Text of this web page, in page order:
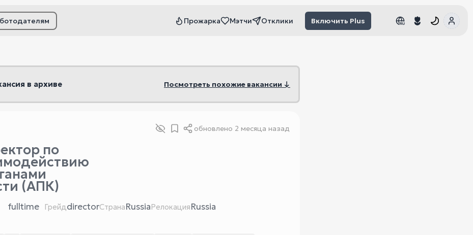
Прожарка Мэтчи Отклики Включить Plus RU
в архиве Посмотреть похожие вакансии ↓
обновлено 2 месяца назад
по
(АПК)
fulltime ГрейдdirectorСтранаRussiaРелокацияRussia